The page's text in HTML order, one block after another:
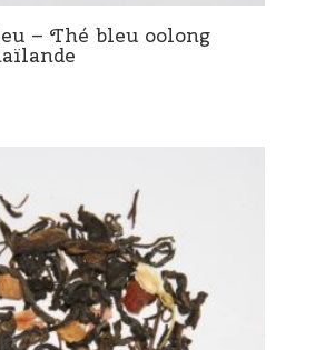
– Thé bleu oolong